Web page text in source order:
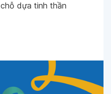
dựa tinh thần